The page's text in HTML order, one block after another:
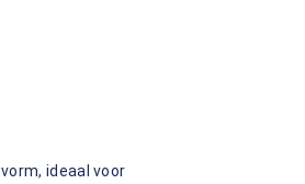
ideaal voor